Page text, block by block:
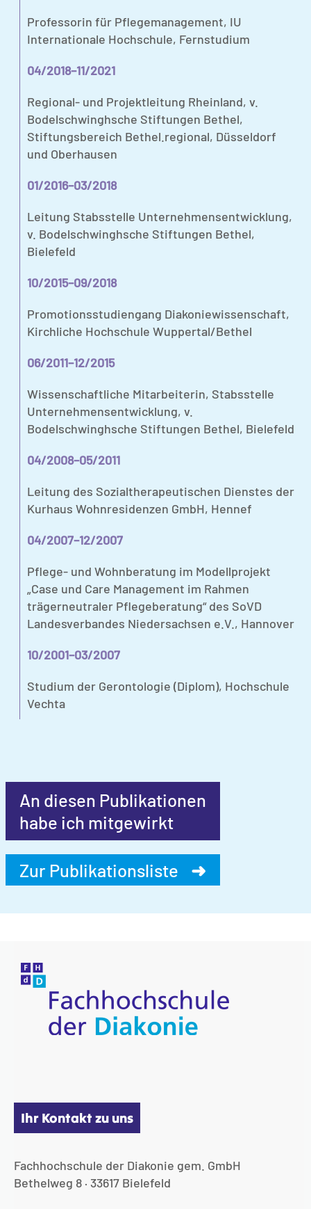
Professorin für Pflegemanagement, IU
Internationale Hochschule, Fernstudium
04/2018–11/2021
Regional- und Projektleitung Rheinland, v.
Bodelschwinghsche Stiftungen Bethel,
Stiftungsbereich Bethel.regional, Düsseldorf
und Oberhausen
01/2016–03/2018
Leitung Stabsstelle Unternehmensentwicklung,
v. Bodelschwinghsche Stiftungen Bethel,
Bielefeld
10/2015–09/2018
Promotionsstudiengang Diakoniewissenschaft,
Kirchliche Hochschule Wuppertal/Bethel
06/2011–12/2015
Wissenschaftliche Mitarbeiterin, Stabsstelle
Unternehmensentwicklung, v.
Bodelschwinghsche Stiftungen Bethel, Bielefeld
04/2008–05/2011
Leitung des Sozialtherapeutischen Dienstes der
Kurhaus Wohnresidenzen GmbH, Hennef
04/2007–12/2007
Pflege- und Wohnberatung im Modellprojekt
„Case und Care Management im Rahmen
trägerneutraler Pflegeberatung“ des SoVD
Landesverbandes Niedersachsen e.V., Hannover
10/2001–03/2007
Studium der Gerontologie (Diplom), Hochschule
Vechta
An diesen Publikationen
habe ich mitgewirkt
Zur Publikationsliste ➜
Ihr Kontakt zu uns
Fachhochschule der Diakonie gem. GmbH
Bethelweg 8 · 33617 Bielefeld